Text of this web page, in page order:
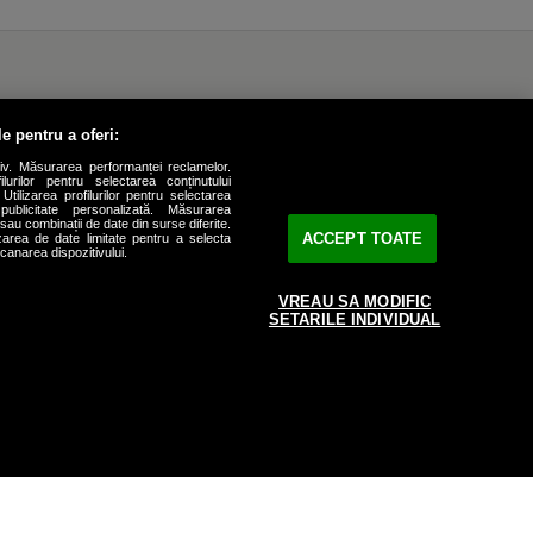
pentru a oferi:
Măsurarea performanței reclamelor.
pentru selectarea conținutului
profilurilor pentru selectarea
personalizată. Măsurarea
combinații de date din surse diferite.
de date limitate pentru a selecta
dispozitivului.
ACCEPT TOATE
VREAU SA MODIFIC
SETARILE INDIVIDUAL